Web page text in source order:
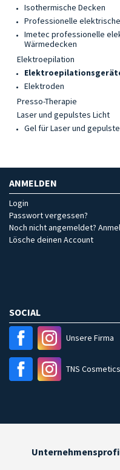
Isothermische Decken
Professionelle
Imetec professionelle
Wärmedecken
Elektroepilation
Elektroden
Presso-Therapie
Laser und gepulstes Licht
Gel für Laser und
ANMELDEN
Login
Passwort vergessen?
Noch nicht angemeldet?
Lösche deinen Account
SOCIAL
Unsere Firma
TNS Cosmetics